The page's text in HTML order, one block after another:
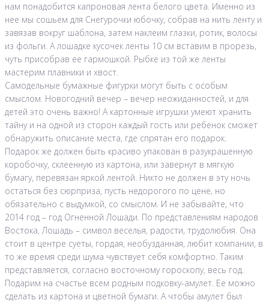
нам понадобится капроновая лента белого цвета. Именно из
нее мы сошьем для Снегурочки юбочку, собрав на нить ленту и
завязав вокруг шаблона, затем наклеим глазки, ротик, волосы
из фольги. А лошадке кусочек ленты 10 см вставим в прорезь,
чуть присобрав ее гармошкой. Рыбке из той же ленты
мастерим плавники и хвост.
Самодельные бумажные фигурки могут быть с особым
смыслом. Новогодний вечер – вечер неожиданностей, и для
детей это очень важно! А картонные игрушки умеют хранить
тайну и на одной из сторон каждый гость или ребенок сможет
обнаружить описание места, где спрятан его подарок.
Подарок же должен быть красиво упакован в разукрашенную
коробочку, склеенную из картона, или завернут в мягкую
бумагу, перевязан яркой лентой. Никто не должен в эту ночь
остаться без сюрприза, пусть недорогого по цене, но
обязательно с выдумкой, со смыслом. И не забывайте, что
2014 год – год Огненной Лошади. По представлениям народов
Востока, Лошадь – символ веселья, радости, трудолюбия. Она
стоит в центре суеты, гордая, необузданная, любит компании, в
то же время среди шума чувствует себя комфортно. Таким
представляется, согласно восточному гороскопу, весь год.
Подарим на счастье всем родным подковку-амулет. Ее можно
сделать из картона и цветной бумаги. А чтобы амулет был